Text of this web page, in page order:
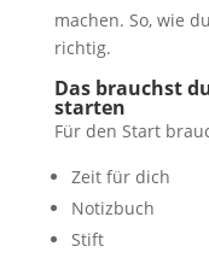
machen. So, wie
richtig.
Das brauchst
starten
Für den Start
Zeit für dich
Notizbuch
Stift